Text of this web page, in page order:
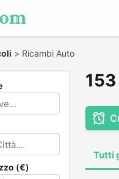
> Ricambi Auto
(€)
Tutti